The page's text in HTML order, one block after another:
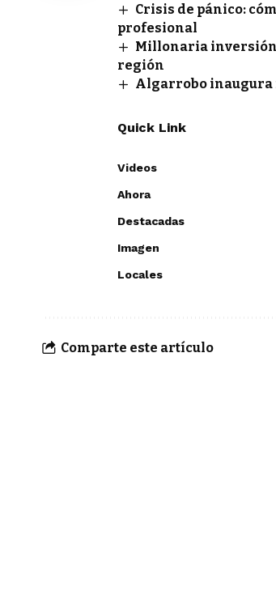
Crisis de pánico:
profesional
Millonaria inversión
región
Algarrobo inaugura
Quick Link
Videos
Ahora
Destacadas
Imagen
Locales
Comparte este artículo